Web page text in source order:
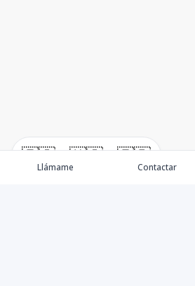
🇪🇸 🇺🇸 🇫🇷
Llámame Contactar